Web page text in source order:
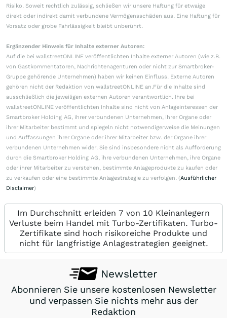
Risiko. Soweit rechtlich zulässig, schließen wir unsere Haftung für etwaige
direkt oder indirekt damit verbundene Vermögensschäden aus. Eine Haftung für
Vorsatz oder grobe Fahrlässigkeit bleibt unberührt.
Ergänzender Hinweis für Inhalte externer Autoren:
Auf die bei wallstreetONLINE veröffentlichten Inhalte externer Autoren (wie z.B.
von Gastkommentatoren, Nachrichtenagenturen oder nicht zur Smartbroker-
Gruppe gehörende Unternehmen) haben wir keinen Einfluss. Externe Autoren
gehören nicht der Redaktion von wallstreetONLINE an.Für die Inhalte sind
ausschließlich die jeweiligen externen Autoren verantwortlich. Ihre bei
wallstreetONLINE veröffentlichten Inhalte sind nicht von Anlageinteressen der
Smartbroker Holding AG, ihrer verbundenen Unternehmen, ihrer Organe oder
ihrer Mitarbeiter bestimmt und spiegeln nicht notwendigerweise die Meinungen
und Auffassungen ihrer Organe oder ihrer Mitarbeiter bzw. der Organe ihrer
verbundenen Unternehmen wider. Sie sind insbesondere nicht als Aufforderung
durch die Smartbroker Holding AG, ihre verbundenen Unternehmen, ihre Organe
oder ihrer Mitarbeiter zu verstehen, bestimmte Anlageprodukte zu kaufen oder
zu verkaufen oder eine bestimmte Anlagestrategie zu verfolgen. (Ausführlicher
Disclaimer)
Im Durchschnitt erleiden 7 von 10 Kleinanlegern
Verluste beim Handel mit Turbo-Zertifikaten. Turbo-
Zertifikate sind hoch risikoreiche Produkte und
nicht für langfristige Anlagestrategien geeignet.
Newsletter
Abonnieren Sie unsere kostenlosen Newsletter
und verpassen Sie nichts mehr aus der
Redaktion